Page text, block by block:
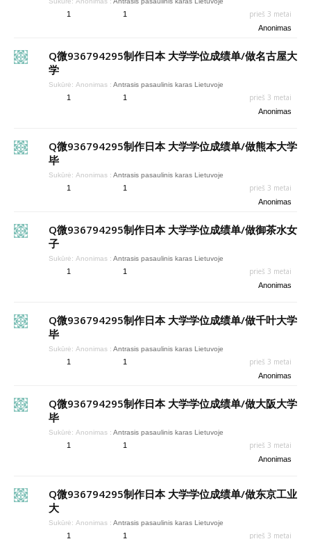
1 1 prieš 3 metai
Anonimas
Q微936794295制作日本 大学学位成绩单/做名古屋大
学
Sukūrė: Anonimas : Antrasis pasaulinis karas Lietuvoje
1 1 prieš 3 metai
Anonimas
Q微936794295制作日本 大学学位成绩单/做熊本大学
毕
Sukūrė: Anonimas : Antrasis pasaulinis karas Lietuvoje
1 1 prieš 3 metai
Anonimas
Q微936794295制作日本 大学学位成绩单/做御茶水女
子
Sukūrė: Anonimas : Antrasis pasaulinis karas Lietuvoje
1 1 prieš 3 metai
Anonimas
Q微936794295制作日本 大学学位成绩单/做千叶大学
毕
Sukūrė: Anonimas : Antrasis pasaulinis karas Lietuvoje
1 1 prieš 3 metai
Anonimas
Q微936794295制作日本 大学学位成绩单/做大阪大学
毕
Sukūrė: Anonimas : Antrasis pasaulinis karas Lietuvoje
1 1 prieš 3 metai
Anonimas
Q微936794295制作日本 大学学位成绩单/做东京工业
大
Sukūrė: Anonimas : Antrasis pasaulinis karas Lietuvoje
1 1 prieš 3 metai